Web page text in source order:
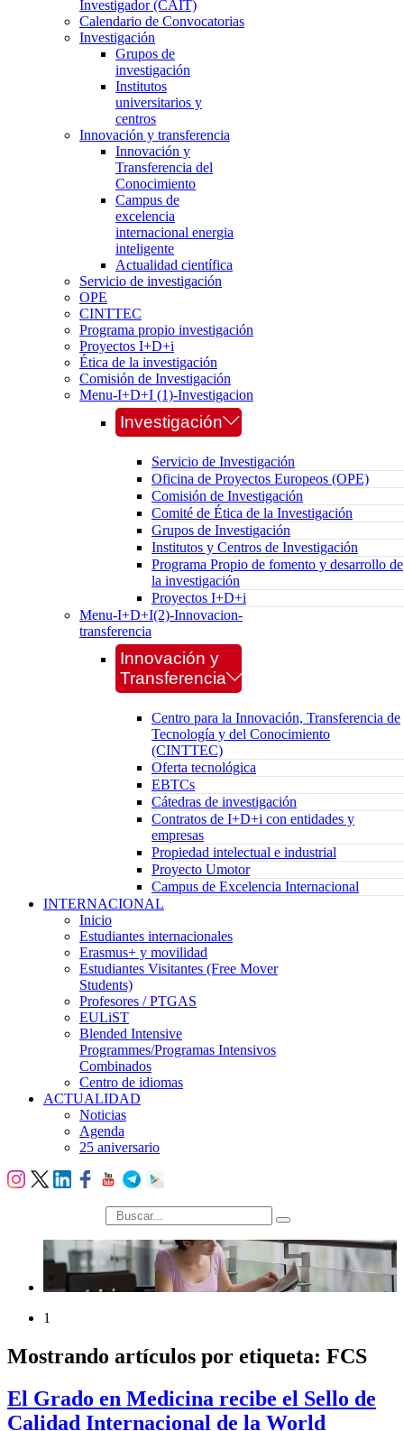
Investigador (CAIT)
Calendario de Convocatorias
Investigación
Grupos de
investigación
Institutos
universitarios y
centros
Innovación y transferencia
Innovación y
Transferencia del
Conocimiento
Campus de
excelencia
internacional energia
inteligente
Actualidad científica
Servicio de investigación
OPE
CINTTEC
Programa propio investigación
Proyectos I+D+i
Ética de la investigación
Comisión de Investigación
Menu-I+D+I (1)-Investigacion
Investigación
Servicio de Investigación
Oficina de Proyectos Europeos (OPE)
Comisión de Investigación
Comité de Ética de la Investigación
Grupos de Investigación
Institutos y Centros de Investigación
Programa Propio de fomento y desarrollo de
la investigación
Proyectos I+D+i
Menu-I+D+I(2)-Innovacion-
transferencia
Innovación y
Transferencia
Centro para la Innovación, Transferencia de
Tecnología y del Conocimiento
(CINTTEC)
Oferta tecnológica
EBTCs
Cátedras de investigación
Contratos de I+D+i con entidades y
empresas
Propiedad intelectual e industrial
Proyecto Umotor
Campus de Excelencia Internacional
INTERNACIONAL
Inicio
Estudiantes internacionales
Erasmus+ y movilidad
Estudiantes Visitantes (Free Mover
Students)
Profesores / PTGAS
EULiST
Blended Intensive
Programmes/Programas Intensivos
Combinados
Centro de idiomas
ACTUALIDAD
Noticias
Agenda
25 aniversario
búsqueda
1
Mostrando artículos por etiqueta: FCS
El Grado en Medicina recibe el Sello de
Calidad Internacional de la World